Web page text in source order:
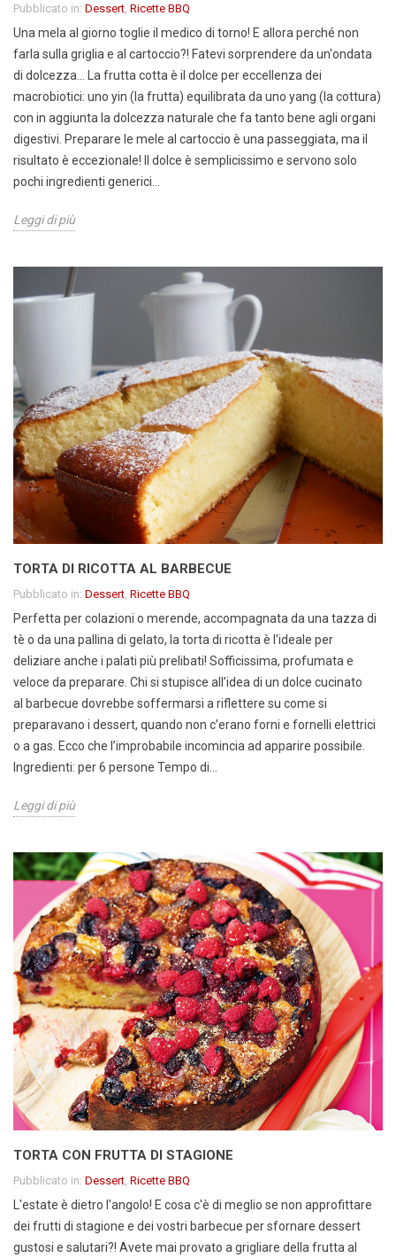
Pubblicato in: Dessert Ricette BBQ
Una mela al giorno toglie il medico di torno! E allora perché non
farla sulla griglia e al cartoccio?! Fatevi sorprendere da un'ondata
di dolcezza... La frutta cotta è il dolce per eccellenza dei
macrobiotici: uno yin (la frutta) equilibrata da uno yang (la cottura)
con in aggiunta la dolcezza naturale che fa tanto bene agli organi
digestivi. Preparare le mele al cartoccio è una passeggiata, ma il
risultato è eccezionale! Il dolce è semplicissimo e servono solo
pochi ingredienti generici...
Leggi di più
TORTA DI RICOTTA AL BARBECUE
Pubblicato in: Dessert, Ricette BBQ
Perfetta per colazioni o merende, accompagnata da una tazza di
tè o da una pallina di gelato, la torta di ricotta è l'ideale per
deliziare anche i palati più prelibati! Sofficissima, profumata e
veloce da preparare. Chi si stupisce all’idea di un dolce cucinato
al barbecue dovrebbe soffermarsi a riflettere su come si
preparavano i dessert, quando non c’erano forni e fornelli elettrici
o a gas. Ecco che l’improbabile incomincia ad apparire possibile.
Ingredienti: per 6 persone Tempo di...
Leggi di più
TORTA CON FRUTTA DI STAGIONE
Pubblicato in: Dessert Ricette BBQ
L'estate è dietro l'angolo! E cosa c'è di meglio se non approfittare
dei frutti di stagione e dei vostri barbecue per sfornare dessert
gustosi e salutari?! Avete mai provato a grigliare della frutta al